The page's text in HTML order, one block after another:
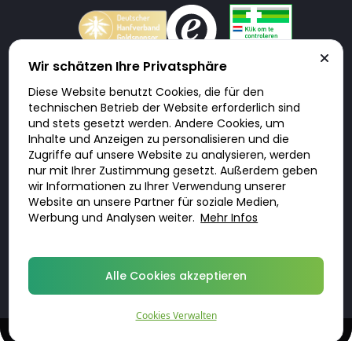
Doktorabc.com ist eine Vermittlungsplattform. Doktorabc ist ausdrücklich
keine Internetapotheke. Doktorabc bietet keine Medikamente oder
sonstige Produkte an oder liefert diese. Jegliche Informationen zu
Produkten, Medikamenten und Preisen auf der Internetseite beinhalten
kein Angebot von Doktorabc an Sie. Für die Einhaltung der in Ihrem Land
geltenden Gesetze und sonstigen Rechtsvorschriften sind Sie als Nutzer
selbst verantwortlich. Die Nutzung unseres Services auf Doktorabc durch
Sie erfolgt auf eigenes Risiko und in eigener Verantwortung. Sie erklären,
diese Internetseite aus eigener Initiative zu besuchen und zu nutzen.
Wir schätzen Ihre Privatsphäre
Diese Website benutzt Cookies, die für den
technischen Betrieb der Website erforderlich sind
und stets gesetzt werden. Andere Cookies, um
Inhalte und Anzeigen zu personalisieren und die
Zugriffe auf unsere Website zu analysieren, werden
nur mit Ihrer Zustimmung gesetzt. Außerdem geben
wir Informationen zu Ihrer Verwendung unserer
Website an unsere Partner für soziale Medien,
Werbung und Analysen weiter. Mehr Infos
Alle Cookies akzeptieren
Cookies Verwalten